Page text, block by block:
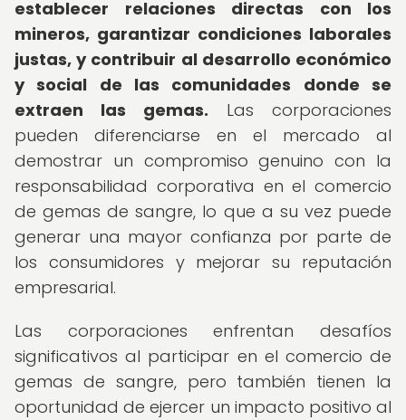
establecer relaciones directas con los
mineros, garantizar condiciones laborales
justas, y contribuir al desarrollo económico
y social de las comunidades donde se
extraen las gemas. Las corporaciones
pueden diferenciarse en el mercado al
demostrar un compromiso genuino con la
responsabilidad corporativa en el comercio
de gemas de sangre, lo que a su vez puede
generar una mayor confianza por parte de
los consumidores y mejorar su reputación
empresarial.
Las corporaciones enfrentan desafíos
significativos al participar en el comercio de
gemas de sangre, pero también tienen la
oportunidad de ejercer un impacto positivo al